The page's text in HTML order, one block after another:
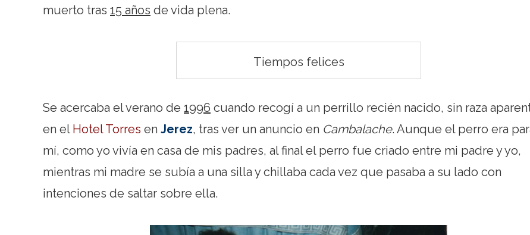
muerto tras 15 años de vida plena.
Tiempos felices
Se acercaba el verano de 1996 cuando recogí a un perrillo recién nacido, sin raza
en el Hotel Torres en Jerez, tras ver un anuncio en Cambalache. Aunque el perro era
mí, como yo vivía en casa de mis padres, al final el perro fue criado entre mi padre y yo,
mientras mi madre se subía a una silla y chillaba cada vez que pasaba a su lado con
intenciones de saltar sobre ella.